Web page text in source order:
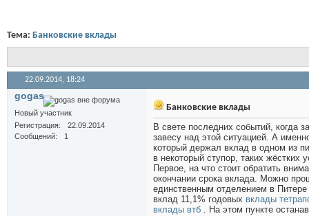
Тема: Банковские вклады
22.09.2014, 18:24
gogas
Новый участник
Регистрация
22.09.2014
Сообщений
1
Банковские вклады
В свете последних событий, когда
завесу над этой ситуацией. А
который держал вклад в одном из
в некоторый ступор, таких
Первое, на что стоит обратить
окончании срока вклада. Можно
единственным отделением в
вклад 11,1% годовых вклады
вклады втб . На этом пункте